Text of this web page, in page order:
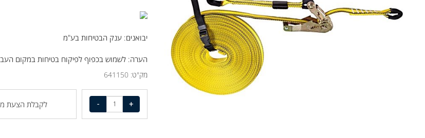
הערה: לשמוש בכפוף לפיקוח בטיחות במקום העבודה
מק"ט: 641150
לקבלת הצעת מחיר